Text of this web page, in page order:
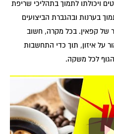
ויכולתו לתמוך בתהליכי שריפת
בערנות ובהגברת הביצועים
של קפאין. בכל מקרה, חשוב
על איזון, תוך כדי התחשבות
הגוף לכל משקה.